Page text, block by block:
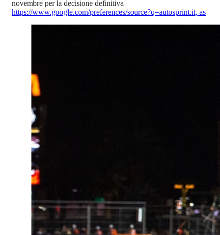
novembre per la decisione definitiva
https://www.google.com/preferences/source?q=autosprint.it, as